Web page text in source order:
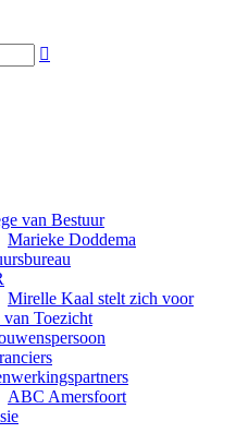

van Bestuur
Marieke Doddema
Mirelle Kaal stelt zich voor
van Toezicht
ABC Amersfoort